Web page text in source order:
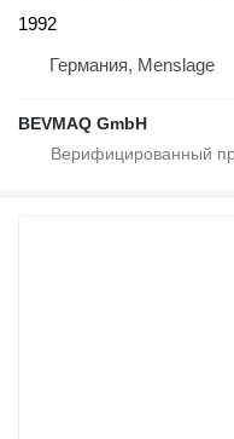
1992
Германия, Menslage
BEVMAQ GmbH